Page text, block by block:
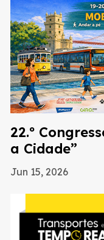
22.º
a Cidade”
Jun 15, 2026